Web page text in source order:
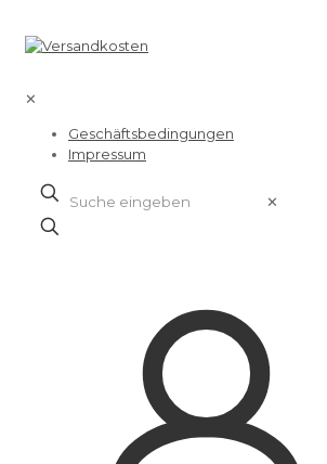
✕
Geschäftsbedingungen
Impressum
✕